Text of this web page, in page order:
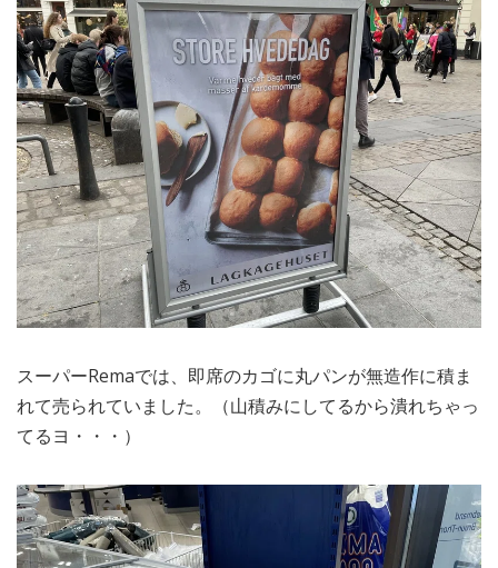
スーパーRemaでは、即席のカゴに丸パンが無造作に積ま
れて売られていました。（山積みにしてるから潰れちゃっ
てるヨ・・・）